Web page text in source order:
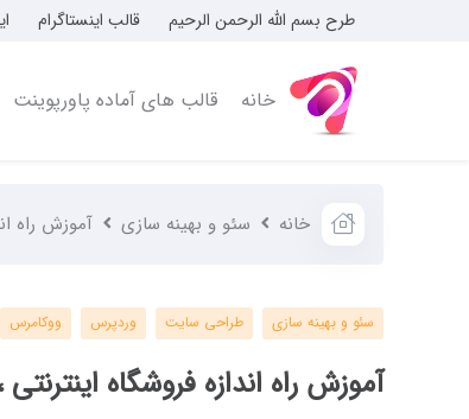
طرح بسم الله الرحمن الرحیم قالب اینستاگرام
خانه قالب های آماده پاورپوینت
خانه سئو و بهینه سازی آموزش راه
سئو و بهینه سازی طراحی سایت وردپرس ووکامرس
آموزش راه اندازه فروشگاه